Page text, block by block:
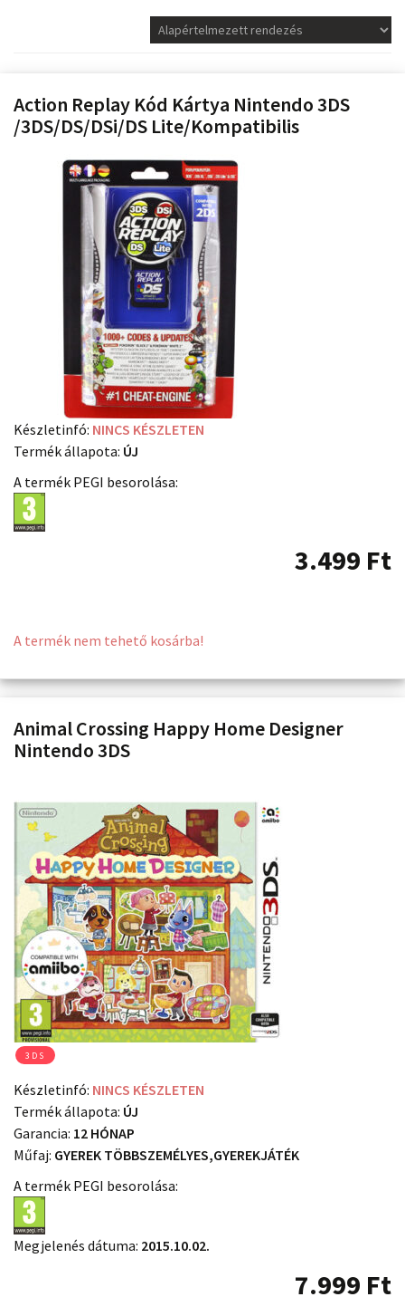
Action Replay Kód Kártya Nintendo 3DS
/3DS/DS/DSi/DS Lite/Kompatibilis
Készletinfó: NINCS KÉSZLETEN
Termék állapota: ÚJ
A termék PEGI besorolása:
3.499 Ft
A termék nem tehető kosárba!
Animal Crossing Happy Home Designer
Nintendo 3DS
3DS
Készletinfó: NINCS KÉSZLETEN
Termék állapota: ÚJ
Garancia: 12 HÓNAP
Műfaj: GYEREK TÖBBSZEMÉLYES,GYEREKJÁTÉK
A termék PEGI besorolása:
Megjelenés dátuma: 2015.10.02.
7.999 Ft